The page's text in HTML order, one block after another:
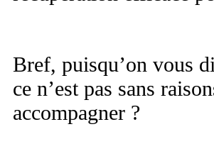
Bref, puisqu’on vous
ce n’est pas sans
accompagner ?